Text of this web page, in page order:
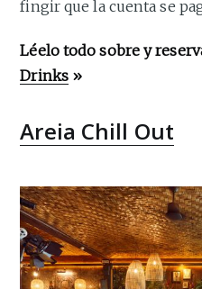
fingir que la cuenta se
Léelo todo sobre y
Drinks »
Areia Chill Out